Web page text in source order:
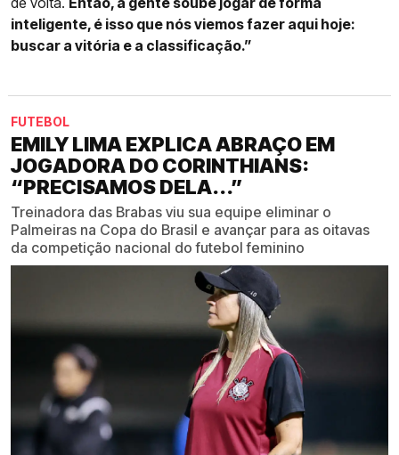
inteligente, é isso que nós viemos fazer aqui hoje:
buscar a vitória e a classificação.”
FUTEBOL
EMILY LIMA EXPLICA ABRAÇO EM
JOGADORA DO CORINTHIANS:
“PRECISAMOS DELA...”
Treinadora das Brabas viu sua equipe eliminar o
Palmeiras na Copa do Brasil e avançar para as oitavas
da competição nacional do futebol feminino